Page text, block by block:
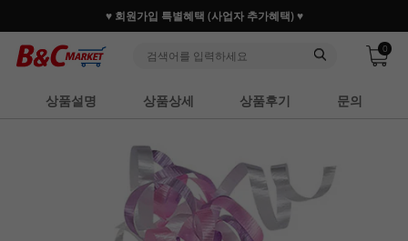
♥ 회원가입 특별혜택 (사업자 추가혜택) ♥
0
상품설명 상품상세 상품후기 문의